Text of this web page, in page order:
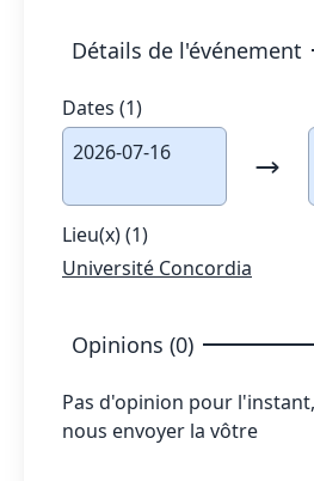
Détails de l'événement
Dates (1)
2026-07-16
Lieu(x) (1)
Université Concordia
Opinions (0)
Pas d'opinion pour
nous envoyer la vôtre